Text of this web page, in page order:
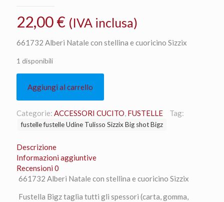
22,00€ (IVA inclusa)
661732 Alberi Natale con stellina e cuoricino Sizzix
1 disponibili
Aggiungi al carrello
Categorie: ACCESSORI CUCITO, FUSTELLE Tag:
fustelle fustelle Udine Tulisso Sizzix Big shot Bigz
Descrizione
Informazioni aggiuntive
Recensioni 0
661732 Alberi Natale con stellina e cuoricino Sizzix
Fustella Bigz taglia tutti gli spessori (carta, gomma,